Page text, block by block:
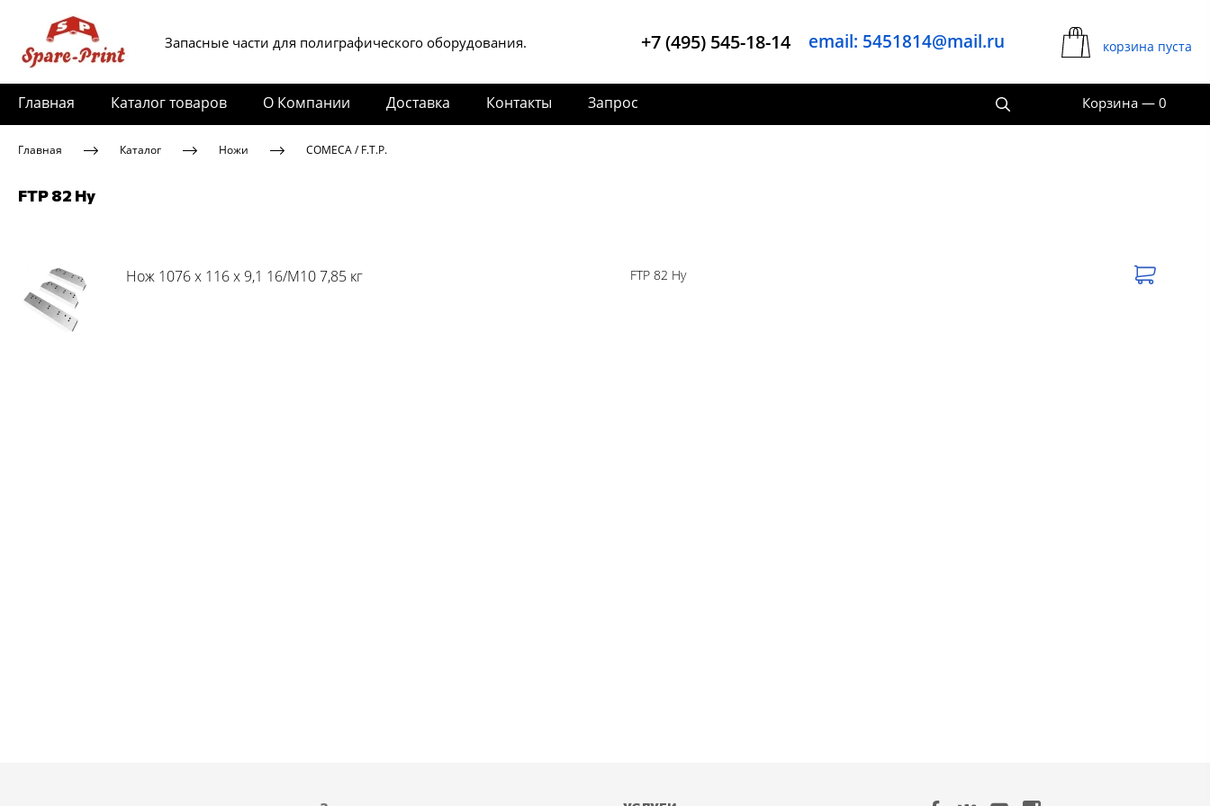
Запасные части для полиграфического оборудования. +7 (495) 545-18-14 email: 5451814@mail.ru корзина пуста
Главная Каталог товаров О Компании Доставка Контакты Запрос Корзина — 0
Главная Каталог Ножи COMECA / F.T.P.
FTP 82 Hy
Нож 1076 x 116 x 9,1 16/M10 7,85 кг FTP 82 Hy